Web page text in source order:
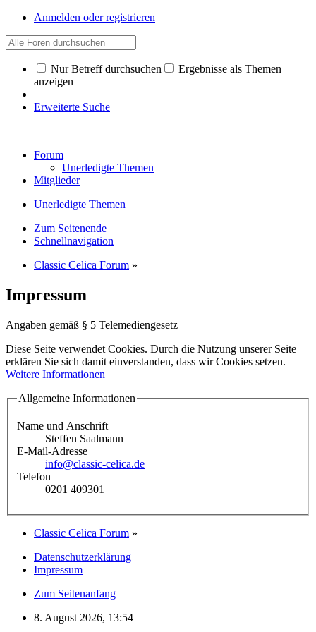
Anmelden oder registrieren
Nur Betreff durchsuchen
Ergebnisse als Themen
anzeigen
Erweiterte Suche
Forum
Unerledigte Themen
Mitglieder
Unerledigte Themen
Zum Seitenende
Schnellnavigation
Classic Celica Forum »
Impressum
Angaben gemäß § 5 Telemediengesetz
Diese Seite verwendet Cookies. Durch die Nutzung unserer Seite
erklären Sie sich damit einverstanden, dass wir Cookies setzen.
Weitere Informationen
Allgemeine Informationen
Name und Anschrift
Steffen Saalmann
E-Mail-Adresse
info@classic-celica.de
Telefon
0201 409301
Classic Celica Forum »
Datenschutzerklärung
Impressum
Zum Seitenanfang
8. August 2026, 13:54